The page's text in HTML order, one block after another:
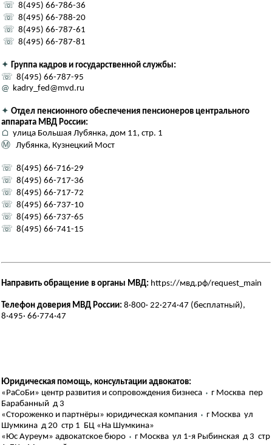
☏ 8(495) 66-786-36
☏ 8(495) 66-788-20
☏ 8(495) 66-787-61
☏ 8(495) 66-787-81
✦ Группа кадров и государственной службы:
☏ 8(495) 66-787-95
@ kadry_fed@mvd.ru
✦ Отдел пенсионного обеспечения пенсионеров центрального
аппарата МВД России:
⌂ улица Большая Лубянка, дом 11, стр. 1
Ⓜ Лубянка, Кузнецкий Мост
☏ 8(495) 66-716-29
☏ 8(495) 66-717-36
☏ 8(495) 66-717-72
☏ 8(495) 66-737-10
☏ 8(495) 66-737-65
☏ 8(495) 66-741-15
Направить обращение в органы МВД: https://мвд.рф/request_main
Телефон доверия МВД России: 8·800· 22·274·47 (бесплатный),
8·495· 66·774·47
Юридическая помощь, консультации адвокатов:
«РаСоБи» центр развития и сопровождения бизнеса ⬪ г Москва пер
Барабанный д 3
«Стороженко и партнёры» юридическая компания ⬪ г Москва ул
Шумкина д 20 стр 1 БЦ «На Шумкина»
«Юс Ауреум» адвокатское бюро ⬪ г Москва ул 1-я Рыбинская д 3 стр